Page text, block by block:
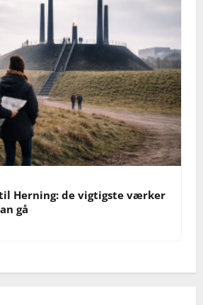
Herning: de vigtigste værker
gå